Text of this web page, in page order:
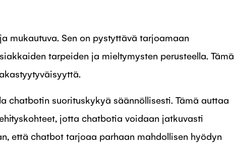
mukautuva. Sen on pystyttävä tarjoamaan
tarpeiden ja mieltymysten perusteella. Tämä
chatbotin suorituskykyä säännöllisesti. Tämä auttaa
jotta chatbotia voidaan jatkuvasti
että chatbot tarjoaa parhaan mahdollisen hyödyn